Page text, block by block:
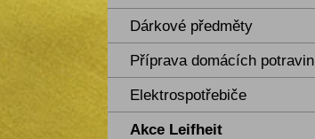
Dárkové předměty
Příprava domácích potravin
Elektrospotřebiče
Akce Leifheit